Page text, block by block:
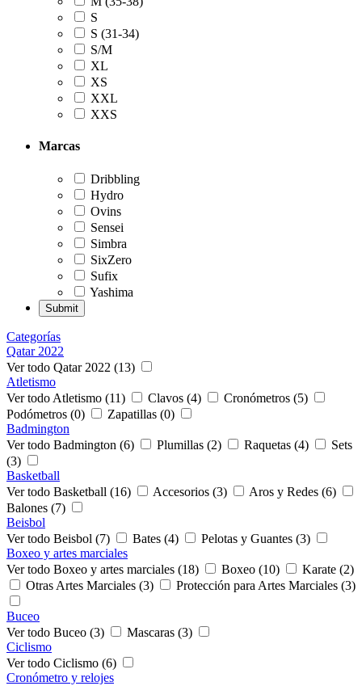
S
S (31-34)
S/M
XL
XS
XXL
XXS
Marcas
Dribbling
Hydro
Ovins
Sensei
Simbra
SixZero
Sufix
Yashima
Categorías
Qatar 2022
Ver todo Qatar 2022 (13)
Atletismo
Ver todo Atletismo (11)
Clavos (4)
Cronómetros (5)
Podómetros (0)
Zapatillas (0)
Badmington
Ver todo Badmington (6)
Plumillas (2) Raquetas (4)
Sets
(3)
Basketball
Ver todo Basketball (16)
Accesorios (3)
Aros y Redes (6)
Balones (7)
Beisbol
Ver todo Beisbol (7)
Bates (4)
Pelotas y Guantes (3)
Boxeo y artes marciales
Ver todo Boxeo y artes marciales (18)
Boxeo (10)
Karate (2)
Otras Artes Marciales (3)
Protección para Artes Marciales (3)
Buceo
Ver todo Buceo (3)
Mascaras (3)
Ciclismo
Ver todo Ciclismo (6)
Cronómetro y relojes